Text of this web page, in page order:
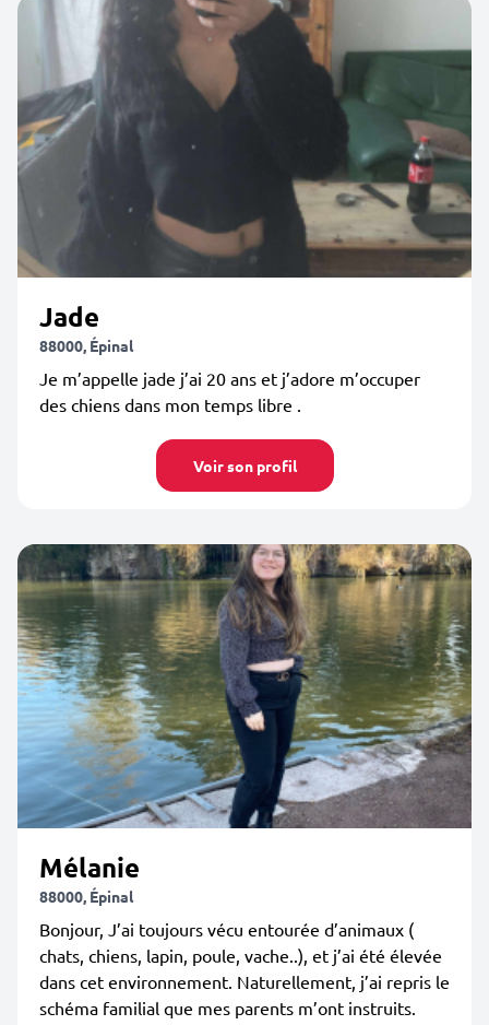
Jade
88000, Épinal
Je m’appelle jade j’ai 20 ans et j’adore m’occuper
des chiens dans mon temps libre .
Voir son profil
Mélanie
88000, Épinal
Bonjour, J’ai toujours vécu entourée d’animaux (
chats, chiens, lapin, poule, vache..), et j’ai été élevée
dans cet environnement. Naturellement, j’ai repris le
schéma familial que mes parents m’ont instruits.